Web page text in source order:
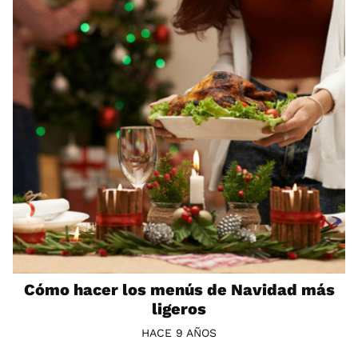
Cómo hacer los menús de Navidad más
ligeros
HACE 9 AÑOS